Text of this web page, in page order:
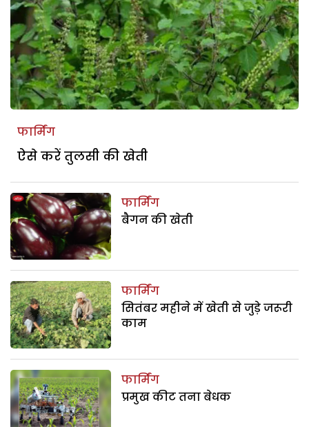
फार्मिंग
ऐसे करें तुलसी की खेती
फार्मिंग
बैगन की खेती
फार्मिंग
सितंबर महीने में खेती से जुड़े जरूरी
काम
फार्मिंग
प्रमुख कीट तना बेधक